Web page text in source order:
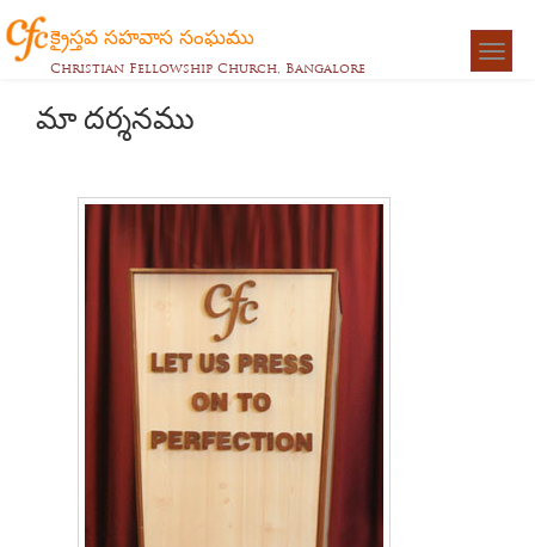
క్రైస్తవ సహవాస సంఘము
Christian Fellowship Church, Bangalore
మా దర్శనము